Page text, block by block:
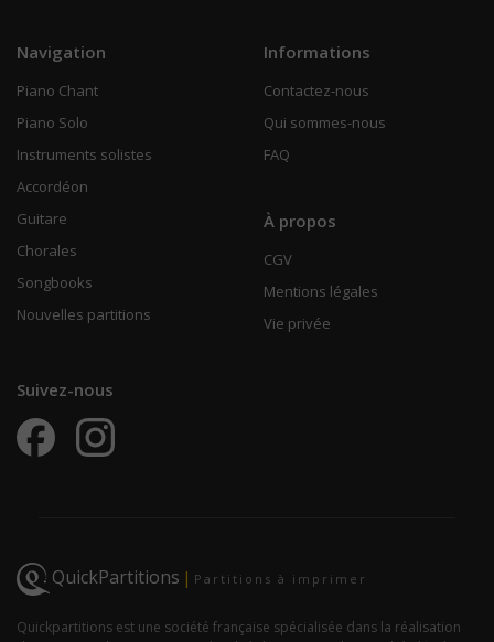
Navigation
Piano Chant
Piano Solo
Instruments solistes
Accordéon
Guitare
Chorales
Songbooks
Nouvelles partitions
Informations
Contactez-nous
Qui sommes-nous
FAQ
À propos
CGV
Mentions légales
Vie privée
Suivez-nous
QuickPartitions | Partitions à imprimer
Quickpartitions est une société française spécialisée dans la réalisation